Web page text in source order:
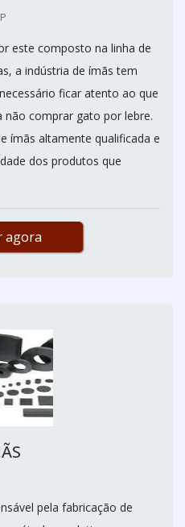
este composto na linha de
a indústria de ímãs tem
ficar atento ao que
comprar gato por lebre.
ímãs altamente qualificada e
dos produtos que
agora
pela fabricação de